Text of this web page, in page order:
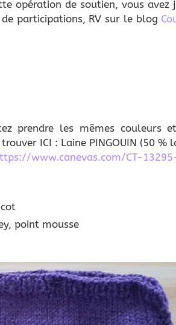
opération de soutien, vous avez
participations, RV sur le blog
prendre les mêmes couleurs
ICI : Laine PINGOUIN (50 %
www.canevas.com/CT-
point mousse